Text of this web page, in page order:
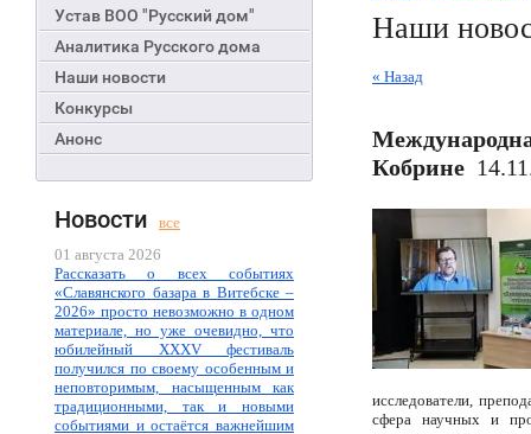
Устав ВОО "Русский дом"
Аналитика Русского дома
Наши новости
Конкурсы
Анонс
Новости
все
01 августа 2026
Рассказать о всех событиях
«Славянского базара в Витебске –
2026» просто невозможно в одном
материале, но уже очевидно, что
юбилейный XXXV фестиваль
получился по своему особенным и
неповторимым, насыщенным как
традиционными, так и новыми
событиями и остаётся важнейшим
Наши
« Назад
Кобрине
исследователи,
сфера научных и